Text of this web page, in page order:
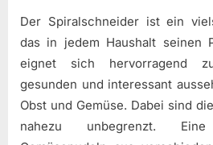
Der Spiralschneider ist ein
das in jedem Haushalt seinen
eignet sich hervorragend
gesunden und interessant
Obst und Gemüse. Dabei sind
nahezu unbegrenzt.